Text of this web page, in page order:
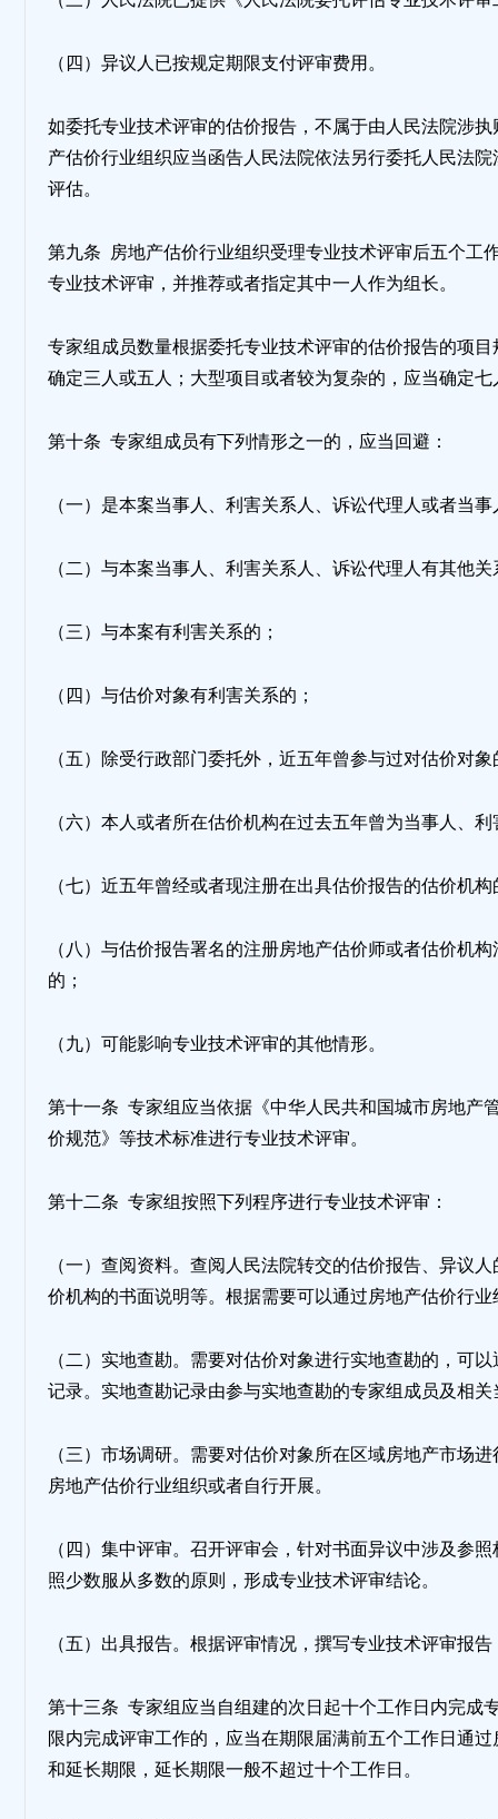
（四）异议人已按规定期限支付评审费用。
如委托专业技术评审的估价报告，不属于由人民法院涉
产估价行业组织应当函告人民法院依法另行委托人民法
评估。
第九条 房地产估价行业组织受理专业技术评审后五个工
专业技术评审，并推荐或者指定其中一人作为组长。
专家组成员数量根据委托专业技术评审的估价报告的项
确定三人或五人；大型项目或者较为复杂的，应当确定七
第十条 专家组成员有下列情形之一的，应当回避：
（一）是本案当事人、利害关系人、诉讼代理人或者当
（二）与本案当事人、利害关系人、诉讼代理人有其他
（三）与本案有利害关系的；
（四）与估价对象有利害关系的；
（五）除受行政部门委托外，近五年曾参与过对估价对
（六）本人或者所在估价机构在过去五年曾为当事人、
（七）近五年曾经或者现注册在出具估价报告的估价机
（八）与估价报告署名的注册房地产估价师或者估价机
的；
（九）可能影响专业技术评审的其他情形。
第十一条 专家组应当依据《中华人民共和国城市房地产
价规范》等技术标准进行专业技术评审。
第十二条 专家组按照下列程序进行专业技术评审：
（一）查阅资料。查阅人民法院转交的估价报告、异议
价机构的书面说明等。根据需要可以通过房地产估价行
（二）实地查勘。需要对估价对象进行实地查勘的，可
记录。实地查勘记录由参与实地查勘的专家组成员及相
（三）市场调研。需要对估价对象所在区域房地产市场
房地产估价行业组织或者自行开展。
（四）集中评审。召开评审会，针对书面异议中涉及参
照少数服从多数的原则，形成专业技术评审结论。
（五）出具报告。根据评审情况，撰写专业技术评审报
第十三条 专家组应当自组建的次日起十个工作日内完成
限内完成评审工作的，应当在期限届满前五个工作日通
和延长期限，延长期限一般不超过十个工作日。